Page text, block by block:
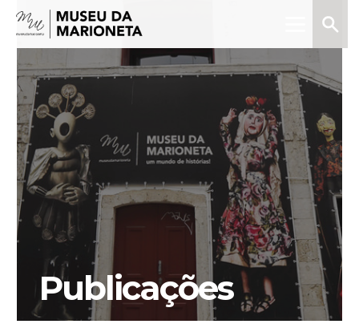
Museu
da
Marioneta
Publicações